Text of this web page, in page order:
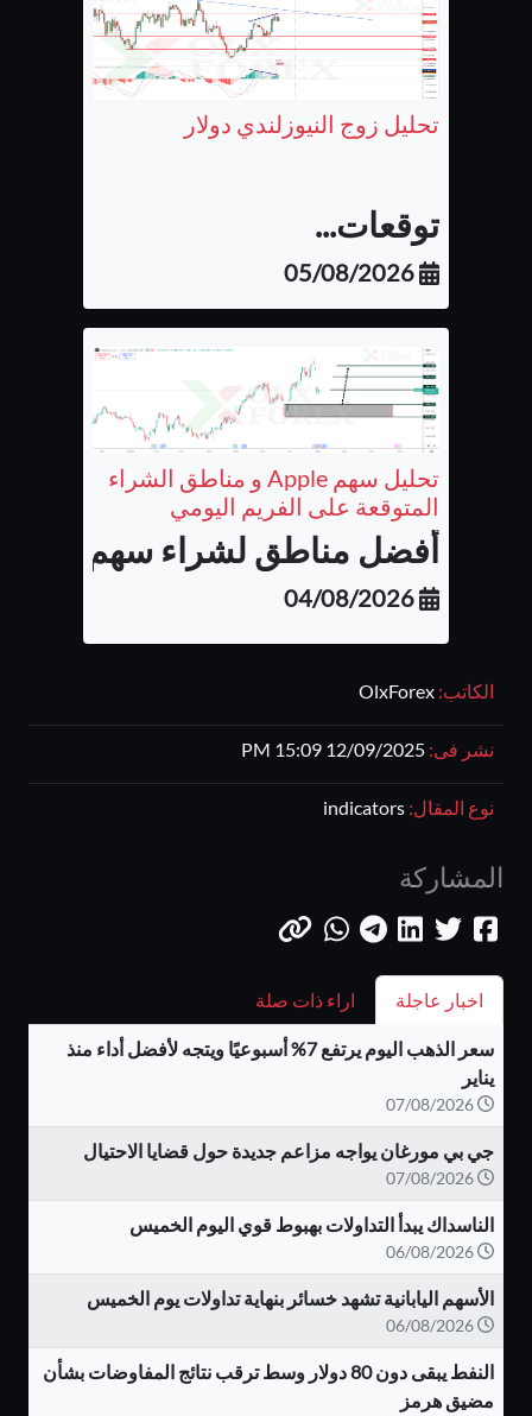
الكاتب: OlxForex
نشر فى: 12/09/2025 15:09 PM
نوع المقال: indicators
المشاركة
اخبار عاجلة اراء ذات صلة
سعر الذهب اليوم يرتفع 7% أسبوعيًا ويتجه لأفضل أداء منذ
يناير
جي بي مورغان يواجه مزاعم جديدة حول قضايا الاحتيال
الناسداك يبدأ التداولات بهبوط قوي اليوم الخميس
الأسهم اليابانية تشهد خسائر بنهاية تداولات يوم الخميس
النفط يبقى دون 80 دولار وسط ترقب نتائج المفاوضات بشأن
مضيق هرمز
تحليل زوج النيوزلندي دولار
توقعات...
05/08/2026
تحليل سهم Apple و مناطق الشراء
المتوقعة على الفريم اليومي
أفضل مناطق لشراء سهم شركة
04/08/2026